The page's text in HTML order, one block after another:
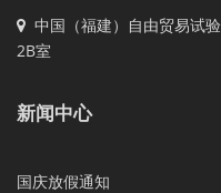
中国（福建）自由贸易试
2B室
新闻中心
国庆放假通知